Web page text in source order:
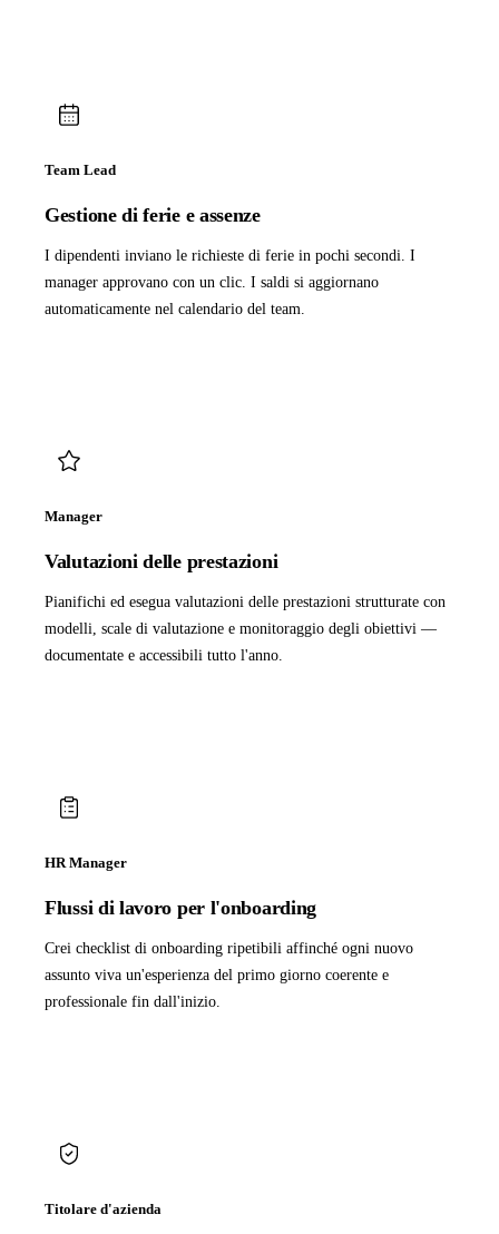
Team Lead
Gestione di ferie e assenze
I dipendenti inviano le richieste di ferie in pochi secondi. I
manager approvano con un clic. I saldi si aggiornano
automaticamente nel calendario del team.
Manager
Valutazioni delle prestazioni
Pianifichi ed esegua valutazioni delle prestazioni strutturate con
modelli, scale di valutazione e monitoraggio degli obiettivi —
documentate e accessibili tutto l'anno.
HR Manager
Flussi di lavoro per l'onboarding
Crei checklist di onboarding ripetibili affinché ogni nuovo
assunto viva un'esperienza del primo giorno coerente e
professionale fin dall'inizio.
Titolare d'azienda